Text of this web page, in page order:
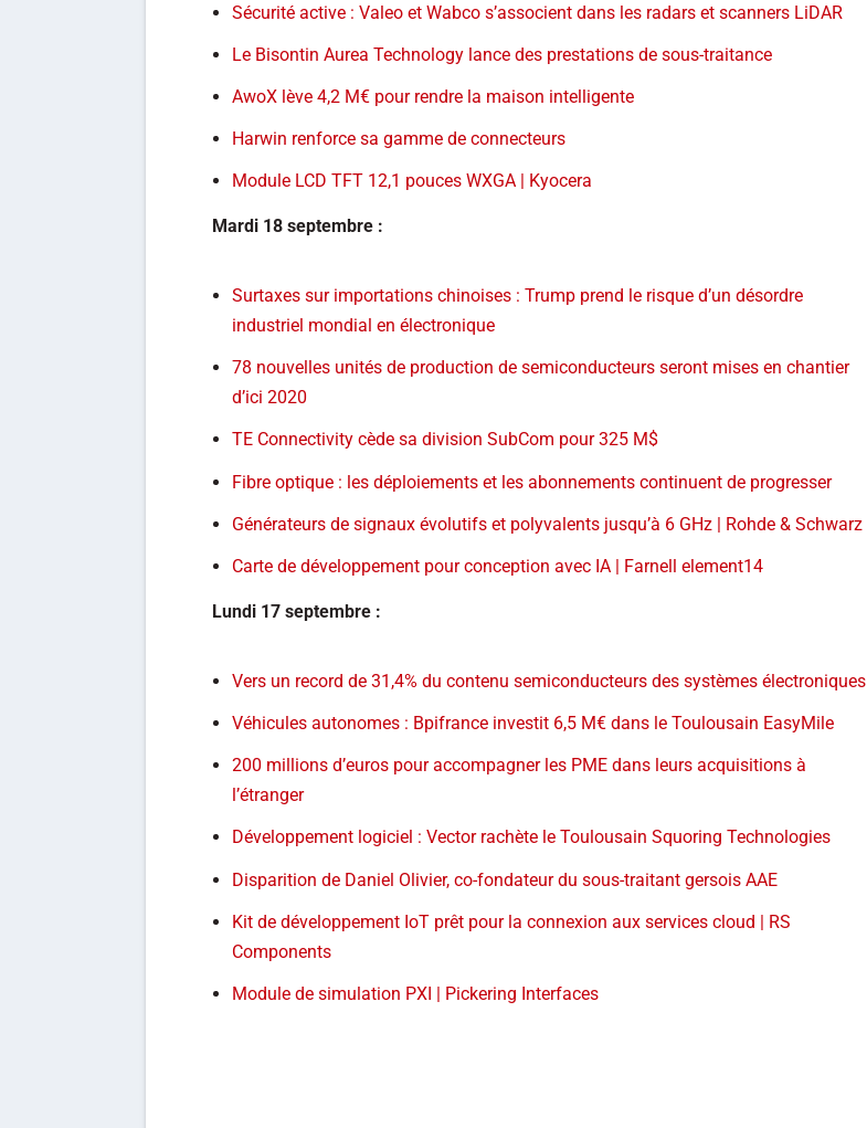
Sécurité active : Valeo et Wabco s’associent dans les radars et scanners LiDAR
Le Bisontin Aurea Technology lance des prestations de sous-traitance
AwoX lève 4,2 M€ pour rendre la maison intelligente
Harwin renforce sa gamme de connecteurs
Module LCD TFT 12,1 pouces WXGA | Kyocera
Mardi 18 septembre :
Surtaxes sur importations chinoises : Trump prend le risque d’un désordre
industriel mondial en électronique
78 nouvelles unités de production de semiconducteurs seront mises en chantier
d’ici 2020
TE Connectivity cède sa division SubCom pour 325 M$
Fibre optique : les déploiements et les abonnements continuent de progresser
Générateurs de signaux évolutifs et polyvalents jusqu’à 6 GHz | Rohde & Schwarz
Carte de développement pour conception avec IA | Farnell element14
Lundi 17 septembre :
Vers un record de 31,4% du contenu semiconducteurs des systèmes électroniques
Véhicules autonomes : Bpifrance investit 6,5 M€ dans le Toulousain EasyMile
200 millions d’euros pour accompagner les PME dans leurs acquisitions à
l’étranger
Développement logiciel : Vector rachète le Toulousain Squoring Technologies
Disparition de Daniel Olivier, co-fondateur du sous-traitant gersois AAE
Kit de développement IoT prêt pour la connexion aux services cloud | RS
Components
Module de simulation PXI | Pickering Interfaces